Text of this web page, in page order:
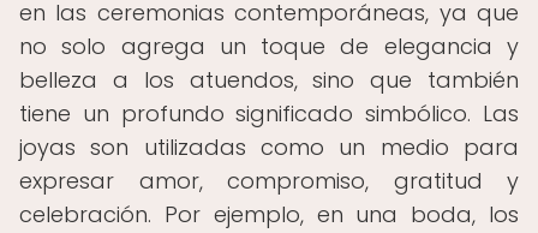
en las ceremonias contemporáneas, ya que
no solo agrega un toque de elegancia y
belleza a los atuendos, sino que también
tiene un profundo significado simbólico. Las
joyas son utilizadas como un medio para
expresar amor, compromiso, gratitud y
celebración. Por ejemplo, en una boda, los